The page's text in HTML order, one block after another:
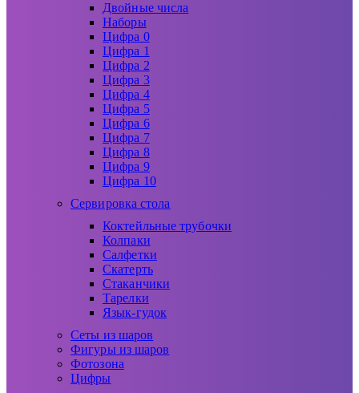
Двойные числа
Наборы
Цифра 0
Цифра 1
Цифра 2
Цифра 3
Цифра 4
Цифра 5
Цифра 6
Цифра 7
Цифра 8
Цифра 9
Цифра 10
Сервировка стола
Коктейльные трубочки
Колпаки
Салфетки
Скатерть
Стаканчики
Тарелки
Язык-гудок
Сеты из шаров
Фигуры из шаров
Фотозона
Цифры